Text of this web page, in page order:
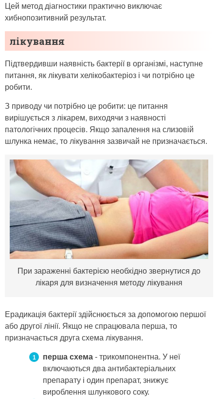
Цей метод діагностики практично виключає
хибнопозитивний результат.
лікування
Підтвердивши наявність бактерії в організмі, наступне
питання, як лікувати хелікобактеріоз і чи потрібно це
робити.
З приводу чи потрібно це робити: це питання
вирішується з лікарем, виходячи з наявності
патологічних процесів. Якщо запалення на слизовій
шлунка немає, то лікування зазвичай не призначається.
При зараженні бактерією необхідно звернутися до
лікаря для визначення методу лікування
Ерадикація бактерії здійснюється за допомогою першої
або другої лінії. Якщо не спрацювала перша, то
призначається друга схема лікування.
перша схема - трикомпонентна. У неї
включаються два антибактеріальних
препарату і один препарат, знижує
вироблення шлункового соку.